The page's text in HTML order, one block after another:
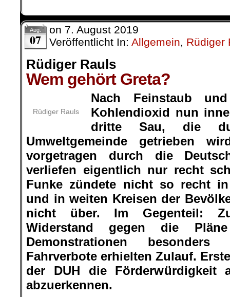
Aug.
07
on 7. August 2019
Veröffentlicht In: Allgemein, Rüdiger
Rüdiger Rauls
Wem gehört Greta?
Rüdiger Rauls
Nach Feinstaub
Kohlendioxid nun
dritte Sau, die
Umweltgemeinde getrieben
vorgetragen durch die
verliefen eigentlich nur recht
Funke zündete nicht so recht
und in weiten Kreisen der
nicht über. Im Gegenteil:
Widerstand gegen die
Demonstrationen
Fahrverbote erhielten Zulauf.
der DUH die Förderwürdigkeit
abzuerkennen.